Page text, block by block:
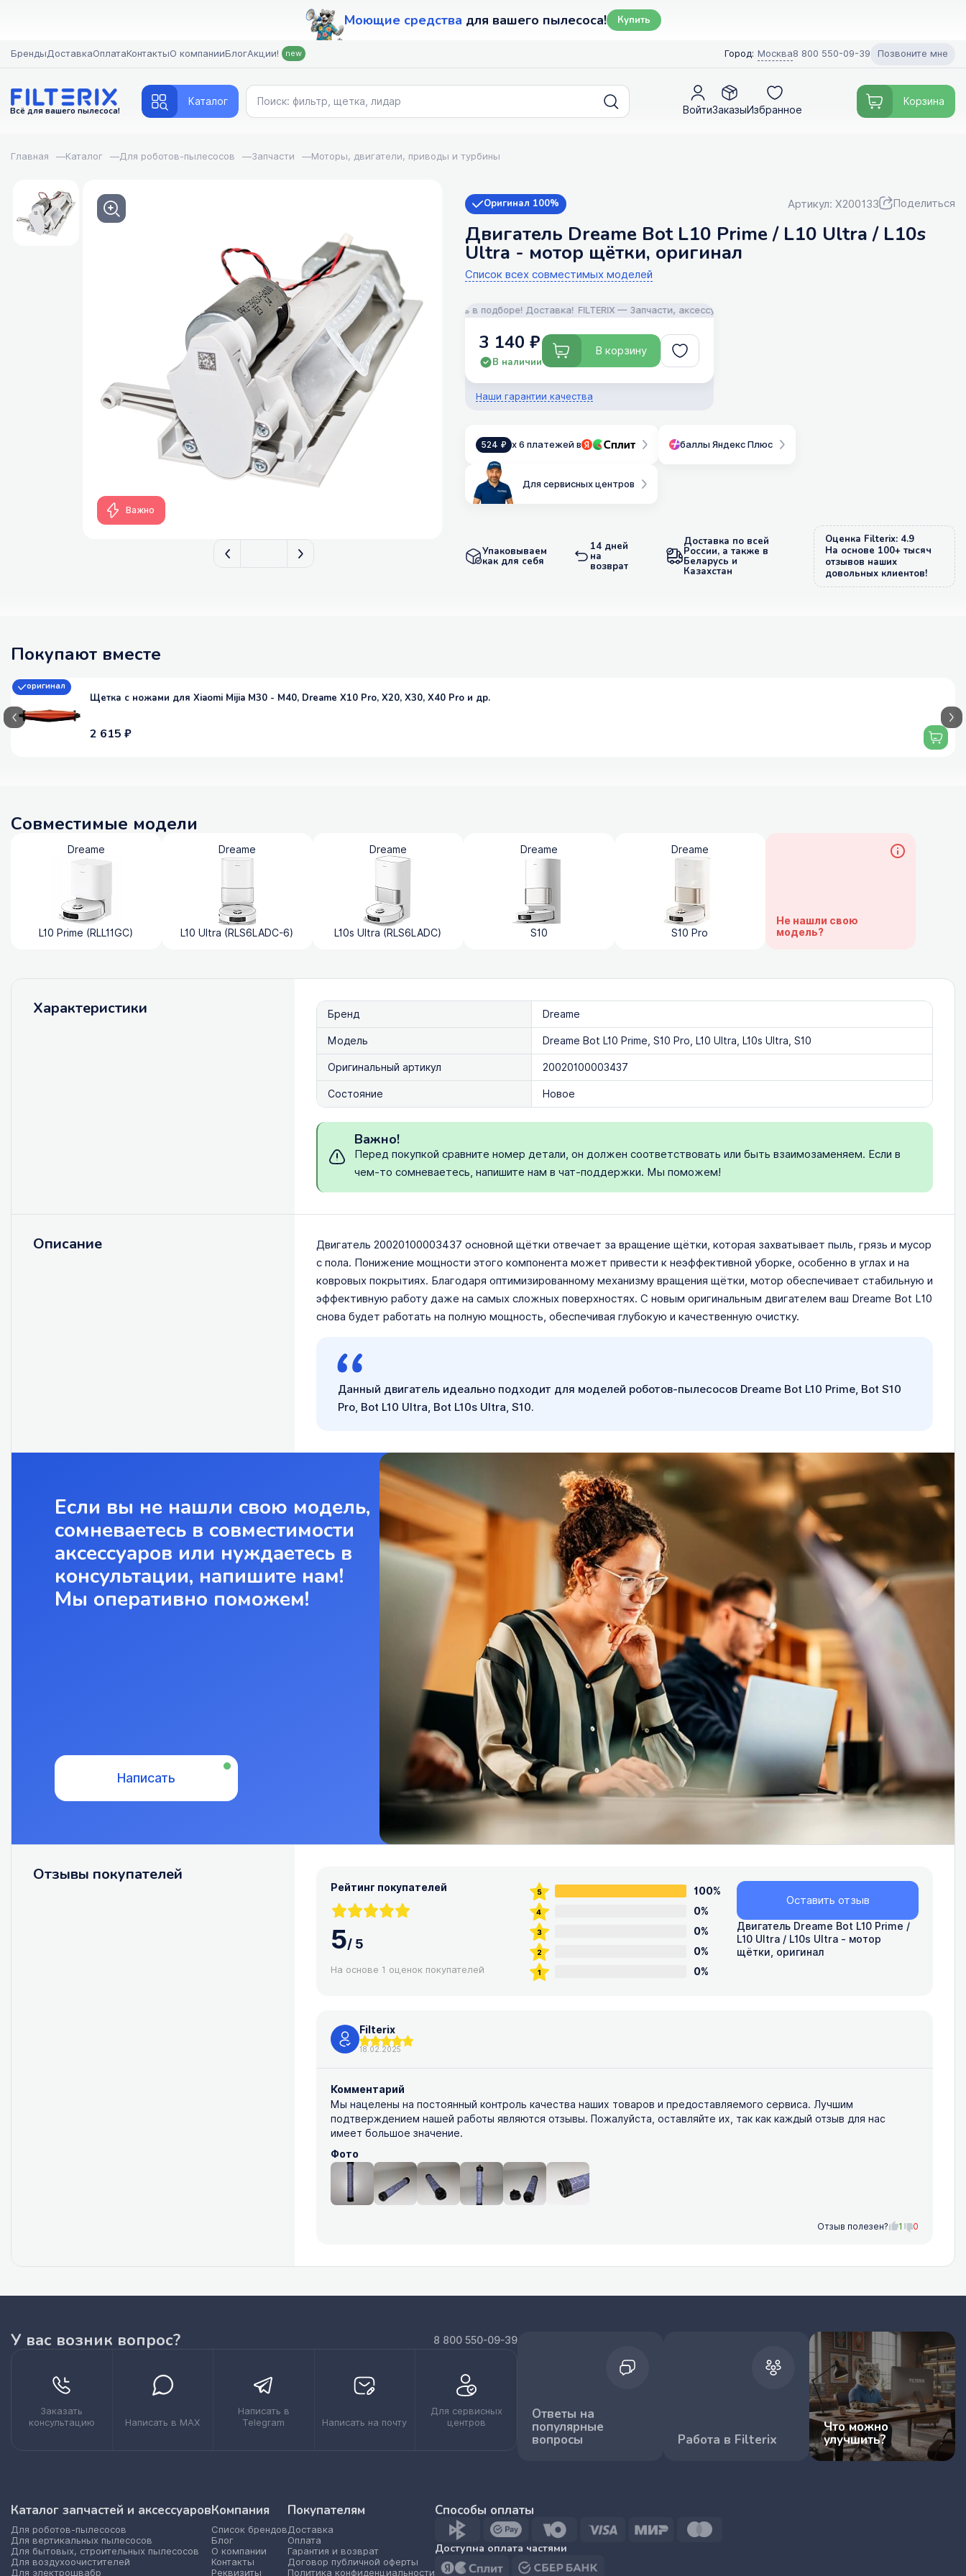
Моющие средства для вашего пылесоса! Купить
БрендыДоставкаОплатаКонтактыО компанииБлогАкции! new Город: Москва8 800 550-09-39 Позвоните мне
Всё для вашего пылесоса!
Каталог
ВойтиЗаказыИзбранное
Корзина
Главная —Каталог —Для роботов-пылесосов —Запчасти —Моторы, двигатели, приводы и турбины
Важно
Оригинал 100% Артикул: X200133 Поделиться
Двигатель Dreame Bot L10 Prime / L10 Ultra / L10s
Ultra - мотор щётки, оригинал
Список всех совместимых моделей
FILTERIX — Запчасти, аксессуары и моющие средства для пылесосов! Помощь в
FILTERIX — Запчасти, аксессуары и моющие средства для пылесосов! Помощь в подборе! Доставка!
3 140 ₽
В наличии
В корзину
Наши гарантии качества
524 ₽ x 6 платежей в баллы Яндекс Плюс
Для сервисных центров
Упаковываем
как для себя
14 дней
на
возврат
Доставка по всей
России, а также в
Беларусь и
Казахстан
Оценка Filterix: 4.9
На основе 100+ тысяч
отзывов наших
довольных клиентов!
Покупают вместе
Щетка с ножами для Xiaomi Mijia M30 - M40, Dreame X10 Pro, X20, X30, X40 Pro и др.
оригинал
2 615 ₽
Совместимые модели
Dreame
L10 Prime (RLL11GC)
Dreame
L10 Ultra (RLS6LADC-6)
Dreame
L10s Ultra (RLS6LADC)
Dreame
S10
Dreame
S10 Pro
Не нашли свою
модель?
Характеристики Бренд
Dreame
Модель
Dreame Bot L10 Prime, S10 Pro, L10 Ultra, L10s Ultra, S10
Оригинальный артикул
20020100003437
Состояние
Новое
Важно!
Перед покупкой сравните номер детали, он должен соответствовать или быть взаимозаменяем. Если в
чем-то сомневаетесь, напишите нам в чат-поддержки. Мы поможем!
Описание
Двигатель 20020100003437 основной щётки отвечает за вращение щётки, которая захватывает пыль, грязь и мусор
с пола. Понижение мощности этого компонента может привести к неэффективной уборке, особенно в углах и на
ковровых покрытиях. Благодаря оптимизированному механизму вращения щётки, мотор обеспечивает стабильную и
эффективную работу даже на самых сложных поверхностях. С новым оригинальным двигателем ваш Dreame Bot L10
снова будет работать на полную мощность, обеспечивая глубокую и качественную очистку.
Данный двигатель идеально подходит для моделей роботов-пылесосов Dreame Bot L10 Prime, Bot S10
Pro, Bot L10 Ultra, Bot L10s Ultra, S10.
Если вы не нашли свою модель,
сомневаетесь в совместимости
аксессуаров или нуждаетесь в
консультации, напишите нам!
Мы оперативно поможем!
Написать
Отзывы покупателей
Рейтинг покупателей
5/5
На основе 1 оценок покупателей
100%
0%
0%
0%
0%
Двигатель Dreame Bot L10 Prime /
L10 Ultra / L10s Ultra - мотор
щётки, оригинал
Оставить отзыв
Filterix
18.02.2025
Комментарий
Мы нацелены на постоянный контроль качества наших товаров и предоставляемого сервиса. Лучшим
подтверждением нашей работы являются отзывы. Пожалуйста, оставляйте их, так как каждый отзыв для нас
имеет большое значение.
Фото
Отзыв полезен? 1 0
У вас возник вопрос? 8 800 550-09-39
Заказать
консультацию
Написать в MAX
Написать в
Telegram
Написать на почту
Для сервисных
центров
Ответы на
популярные
вопросы Работа в Filterix
Что можно
улучшить?
Каталог запчастей и аксессуаров
Для роботов-пылесосов
Для вертикальных пылесосов
Для бытовых, строительных пылесосов
Для воздухоочистителей
Для электрошвабр
Компания
Список брендов
Блог
О компании
Контакты
Реквизиты
Покупателям
Доставка
Оплата
Гарантия и возврат
Договор публичной оферты
Политика конфиденциальности
Способы оплаты
Доступна оплата частями